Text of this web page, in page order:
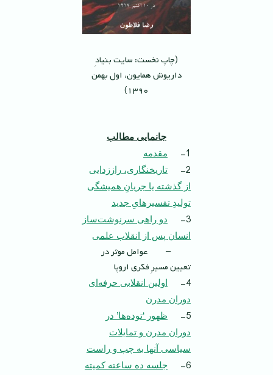
(چاپ نخست: سايت بنيادِ
داريوش همايون، اول بهمن
١٣٩٠)
جانمایی مطالب
1- مقدمه
2-
تاريخنگارى، راززدايى
از گذشته يا جريانِ هميشگى
توليدِ تفسیرهایِ جديد
3-
دو راهى سرنوشت‌ساز
انسان پس از انقلاب علمى
– عوامل موثر در
تعیین مسیرِ فکری اروپا
4-
اولين انقلابى حرفه‌اى
دوران مدرن
5-
ظهور ‘توده‌ها’ در
دوران مدرن و تمايلات
سياسى آنها به چپ و راست
6-
جلسه ده ساعته كميته